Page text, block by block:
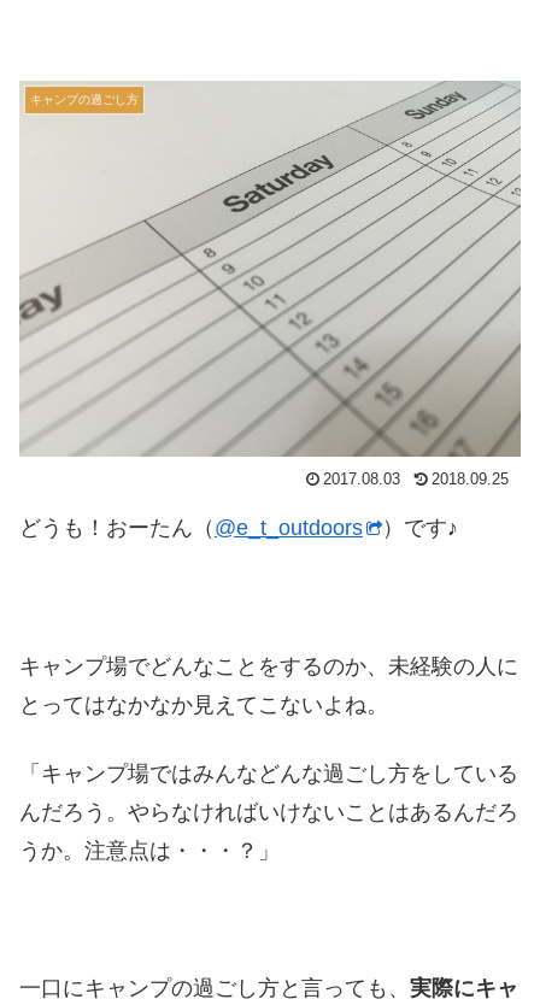
キャンプの過ごし方
2017.08.03 2018.09.25
どうも！おーたん（ @e_t_outdoors ）です♪
キャンプ場でどんなことをするのか、未経験の人に
とってはなかなか見えてこないよね。
「キャンプ場ではみんなどんな過ごし方をしている
んだろう。やらなければいけないことはあるんだろ
うか。注意点は・・・？」
一口にキャンプの過ごし方と言っても、 実際にキャ